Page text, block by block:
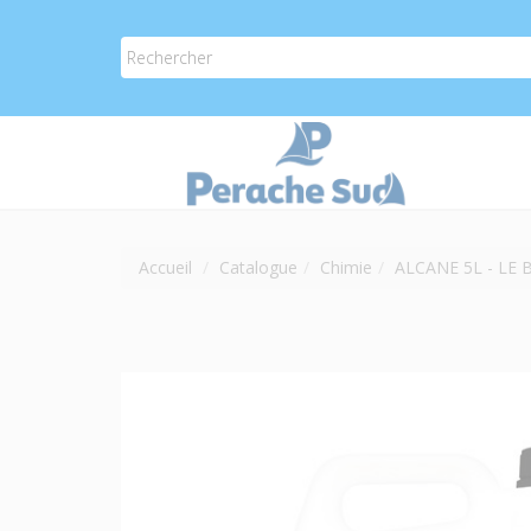
Accueil Catalogue Chimie ALCANE 5L - LE